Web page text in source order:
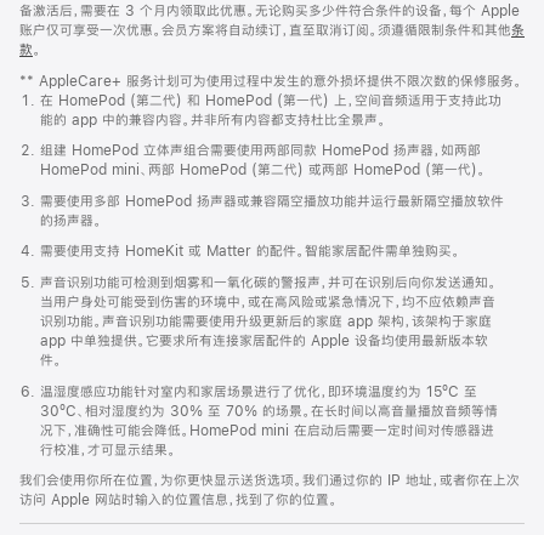
备激活后，需要在 3 个月内领取此优惠。无论购买多少件符合条件的设备，每个 Apple
账户仅可享受一次优惠。会员方案将自动续订，直至取消订阅。须遵循限制条件和其他条
款。
窗
口
中
打
开)
** AppleCare+ 服务计划可为使用过程中发生的意外损坏提供不限次数的保修服务。
在 HomePod (第二代) 和 HomePod (第一代) 上，空间音频适用于支持此功
能的 app 中的兼容内容。并非所有内容都支持杜比全景声。
组建 HomePod 立体声组合需要使用两部同款 HomePod 扬声器，如两部
HomePod mini、两部 HomePod (第二代) 或两部 HomePod (第一代)。
需要使用多部 HomePod 扬声器或兼容隔空播放功能并运行最新隔空播放软件
的扬声器。
需要使用支持 HomeKit 或 Matter 的配件。智能家居配件需单独购买。
声音识别功能可检测到烟雾和一氧化碳的警报声，并可在识别后向你发送通知。
当用户身处可能受到伤害的环境中，或在高风险或紧急情况下，均不应依赖声音
识别功能。声音识别功能需要使用升级更新后的家庭 app 架构，该架构于家庭
app 中单独提供。它要求所有连接家居配件的 Apple 设备均使用最新版本软
件。
温湿度感应功能针对室内和家居场景进行了优化，即环境温度约为 15ºC 至
30ºC、相对湿度约为 30% 至 70% 的场景。在长时间以高音量播放音频等情
况下，准确性可能会降低。HomePod mini 在启动后需要一定时间对传感器进
行校准，才可显示结果。
我们会使用你所在位置，为你更快显示送货选项。我们通过你的 IP 地址，或者你在上次
访问 Apple 网站时输入的位置信息，找到了你的位置。